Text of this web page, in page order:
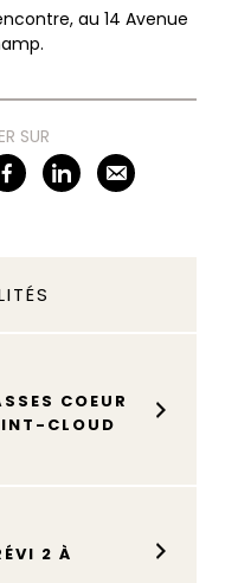
au 14 Avenue
SUR
COEUR
CLOUD
2 À